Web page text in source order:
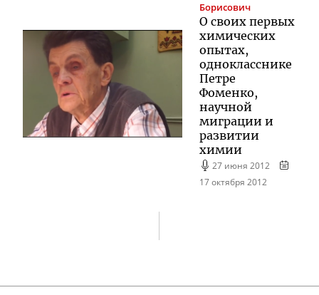
Борисович
О своих первых
химических
опытах,
однокласснике
Петре
Фоменко,
научной
миграции и
развитии
химии
27 июня 2012
17 октября 2012